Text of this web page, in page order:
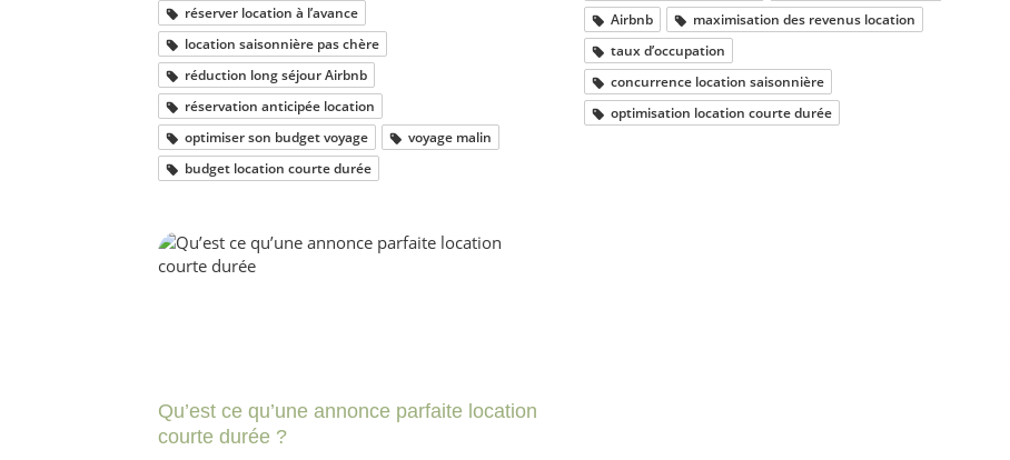
réserver location à l’avance
location saisonnière pas chère
réduction long séjour Airbnb
réservation anticipée location
optimiser son budget voyage
voyage malin
budget location courte durée
Airbnb
maximisation des revenus location
taux d’occupation
concurrence location saisonnière
optimisation location courte durée
Qu’est ce qu’une annonce parfaite location
courte durée ?